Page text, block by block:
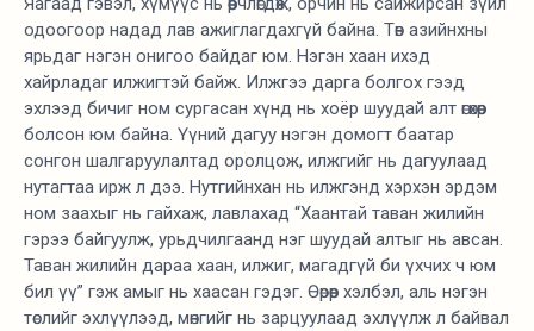
одоогоор надад лав ажиглагдахгүй байна. Төв азийнхны
ярьдаг нэгэн онигоо байдаг юм. Нэгэн хаан ихэд
хайрладаг илжигтэй байж. Илжгээ дарга болгох гээд
эхлээд бичиг ном сургасан хүнд нь хоёр шуудай алт өгөхөөр
болсон юм байна. Үүний дагуу нэгэн домогт баатар
сонгон шалгаруулалтад оролцож, илжгийг нь дагуулаад
нутагтаа ирж л дээ. Нутгийнхан нь илжгэнд хэрхэн эрдэм
ном заахыг нь гайхаж, лавлахад “Хаантай таван жилийн
гэрээ байгуулж, урьдчилгаанд нэг шуудай алтыг нь авсан.
Таван жилийн дараа хаан, илжиг, магадгүй би үхчих ч юм
бил үү” гэж амыг нь хаасан гэдэг. Өөрөөр хэлбэл, аль нэгэн
төслийг эхлүүлээд, мөнгийг нь зарцуулаад эхлүүлж л байвал